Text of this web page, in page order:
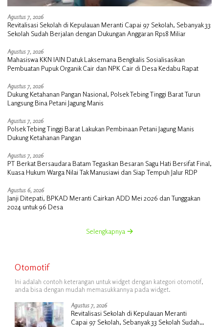
Agustus 7, 2026
Revitalisasi Sekolah di Kepulauan Meranti Capai 97 Sekolah, Sebanyak 33
Sekolah Sudah Berjalan dengan Dukungan Anggaran Rp18 Miliar
Agustus 7, 2026
Mahasiswa KKN IAIN Datuk Laksemana Bengkalis Sosialisasikan
Pembuatan Pupuk Organik Cair dan NPK Cair di Desa Kedabu Rapat
Agustus 7, 2026
Dukung Ketahanan Pangan Nasional, Polsek Tebing Tinggi Barat Turun
Langsung Bina Petani Jagung Manis
Agustus 7, 2026
Polsek Tebing Tinggi Barat Lakukan Pembinaan Petani Jagung Manis
Dukung Ketahanan Pangan
Agustus 7, 2026
PT Berkat Bersaudara Batam Tegaskan Besaran Sagu Hati Bersifat Final,
Kuasa Hukum Warga Nilai Tak Manusiawi dan Siap Tempuh Jalur RDP
Agustus 6, 2026
Janji Ditepati, BPKAD Meranti Cairkan ADD Mei 2026 dan Tunggakan
2024 untuk 96 Desa
Selengkapnya
Otomotif
Ini adalah contoh keterangan untuk widget dengan kategori otomotif,
anda bisa dengan mudah memasukkannya pada widget.
Agustus 7, 2026
Revitalisasi Sekolah di Kepulauan Meranti
Capai 97 Sekolah, Sebanyak 33 Sekolah Sudah